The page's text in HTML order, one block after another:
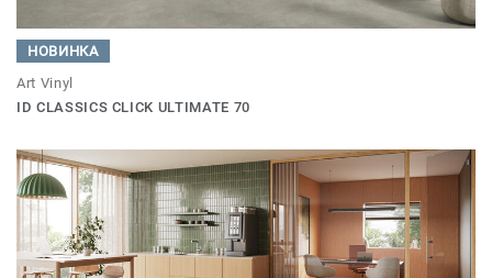
НОВИНКА
Art Vinyl
ID CLASSICS CLICK ULTIMATE 70